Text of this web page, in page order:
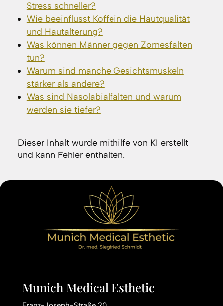
Stress schneller?
Wie beeinflusst Koffein die Hautqualität
und Hautalterung?
Was können Männer gegen Zornesfalten
tun?
Warum sind manche Gesichtsmuskeln
stärker als andere?
Was sind Nasolabialfalten und warum
werden sie tiefer?
Dieser Inhalt wurde mithilfe von KI erstellt
und kann Fehler enthalten.
Munich Medical Esthetic